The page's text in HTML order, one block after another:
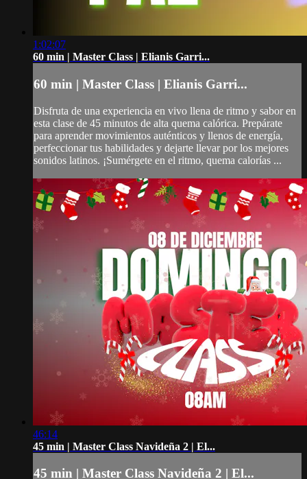
1:02:07
60 min | Master Class | Elianis Garri...
60 min | Master Class | Elianis Garri...
Disfruta de una experiencia en vivo llena de ritmo y sabor en
esta clase de 45 minutos de alta quema calórica. Prepárate
para aprender movimientos auténticos y llenos de energía,
perfeccionar tus habilidades y dejarte llevar por los mejores
sonidos latinos. ¡Sumérgete en el ritmo, quema calorías ...
46:14
45 min | Master Class Navideña 2 | El...
45 min | Master Class Navideña 2 | El...